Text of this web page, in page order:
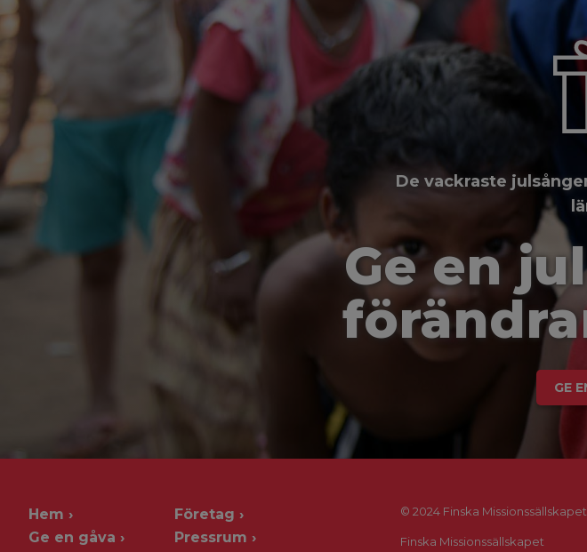
De vackraste
Ge en
GE
Hem
Ge en gåva
Företag
Pressrum
© 2024 Finska Missionssällskapet
Finska Missionssällskapet